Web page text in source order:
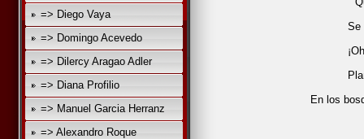
=> Diego Vaya
=> Domingo Acevedo
=> Dilercy Aragao Adler
=> Diana Profilio
=> Manuel Garcia Herranz
=> Alexandro Roque
Se
En los